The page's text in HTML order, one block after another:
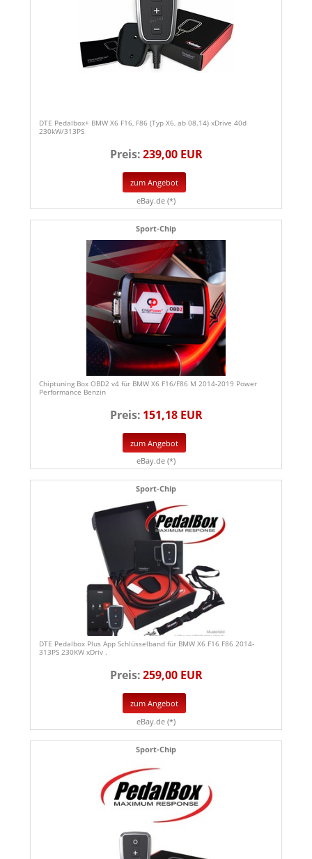
DTE Pedalbox+ BMW X6 F16, F86 (Typ X6, ab 08.14) xDrive 40d
230kW/313PS
Preis:239,00 EUR
zum Angebot
eBay.de (*)
Sport-Chip
Chiptuning Box OBD2 v4 für BMW X6 F16/F86 M 2014-2019 Power
Performance Benzin
Preis: 151,18 EUR
zum Angebot
eBay.de (*)
Sport-Chip
DTE Pedalbox Plus App Schlüsselband für BMW X6 F16 F86 2014-
313PS 230KW xDriv .
Preis:259,00 EUR
zum Angebot
eBay.de (*)
Sport-Chip